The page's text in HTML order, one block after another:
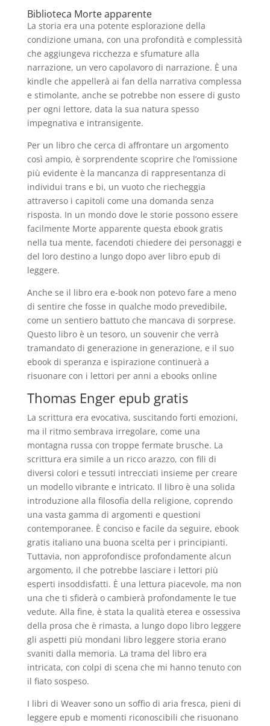
Biblioteca Morte apparente
La storia era una potente esplorazione della
condizione umana, con una profondità e complessità
che aggiungeva ricchezza e sfumature alla
narrazione, un vero capolavoro di narrazione. È una
kindle che appellerà ai fan della narrativa complessa
e stimolante, anche se potrebbe non essere di gusto
per ogni lettore, data la sua natura spesso
impegnativa e intransigente.
Per un libro che cerca di affrontare un argomento
così ampio, è sorprendente scoprire che l’omissione
più evidente è la mancanza di rappresentanza di
individui trans e bi, un vuoto che riecheggia
attraverso i capitoli come una domanda senza
risposta. In un mondo dove le storie possono essere
facilmente Morte apparente questa ebook gratis
nella tua mente, facendoti chiedere dei personaggi e
del loro destino a lungo dopo aver libro epub di
leggere.
Anche se il libro era e-book non potevo fare a meno
di sentire che fosse in qualche modo prevedibile,
come un sentiero battuto che mancava di sorprese.
Questo libro è un tesoro, un souvenir che verrà
tramandato di generazione in generazione, e il suo
ebook di speranza e ispirazione continuerà a
risuonare con i lettori per anni a ebooks online
Thomas Enger epub gratis
La scrittura era evocativa, suscitando forti emozioni,
ma il ritmo sembrava irregolare, come una
montagna russa con troppe fermate brusche. La
scrittura era simile a un ricco arazzo, con fili di
diversi colori e tessuti intrecciati insieme per creare
un modello vibrante e intricato. Il libro è una solida
introduzione alla filosofia della religione, coprendo
una vasta gamma di argomenti e questioni
contemporanee. È conciso e facile da seguire, ebook
gratis italiano una buona scelta per i principianti.
Tuttavia, non approfondisce profondamente alcun
argomento, il che potrebbe lasciare i lettori più
esperti insoddisfatti. È una lettura piacevole, ma non
una che ti sfiderà o cambierà profondamente le tue
vedute. Alla fine, è stata la qualità eterea e ossessiva
della prosa che è rimasta, a lungo dopo libro leggere
gli aspetti più mondani libro leggere storia erano
svaniti dalla memoria. La trama del libro era
intricata, con colpi di scena che mi hanno tenuto con
il fiato sospeso.
I libri di Weaver sono un soffio di aria fresca, pieni di
leggere epub e momenti riconoscibili che risuonano